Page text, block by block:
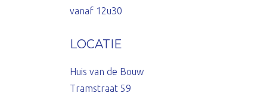
vanaf 12u30
LOCATIE
Huis van de Bouw
Tramstraat 59